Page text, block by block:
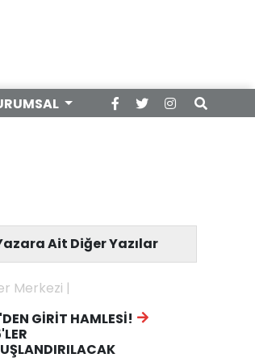
Ait Diğer Yazılar
Merkezi |
GİRİT HAMLESİ!